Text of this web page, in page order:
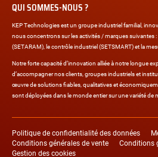
QUI SOMMES-NOUS ?
KEP Technologies est un groupe industriel familial,
nous concentrons sur les activités / marques suivantes
(SETARAM), le contrôle industriel (SETSMART) et la
Notre forte capacité d’innovation alliée à notre longue
d’accompagner nos clients, groupes industriels et
œuvre de solutions fiables, qualitatives et
sont déployées dans le monde entier sur une variété de
légaux
Politique de confidentialité des données
Conditions générales de vente
Conditions
Gestion des cookies